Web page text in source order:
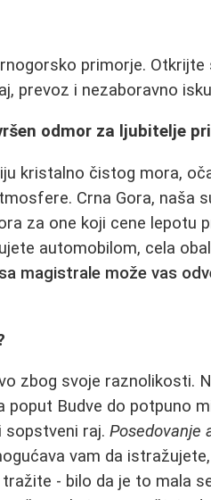
primorje. Otkrijte
prevoz i nezaboravno
odmor za ljubitelje
kristalno čistog mora,
Crna Gora, naša
za one koji cene lepotu
automobilom, cela
magistrale može vas
zbog svoje raznolikosti.
poput Budve do potpuno
sopstveni raj.Posedovanje
vam da
- bilo da je to mala